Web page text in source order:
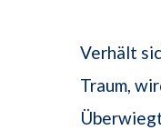
Verhält
Traum,